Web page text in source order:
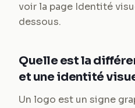
voir la page Identité
dessous.
Quelle est la
et une identité
Un logo est un signe